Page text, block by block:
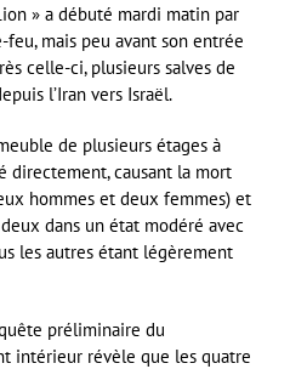
» a débuté mardi matin par
feu, mais peu avant son entrée
celle-ci, plusieurs salves de
l’Iran vers Israël.
de plusieurs étages à
directement, causant la mort
hommes et deux femmes) et
dans un état modéré avec
les autres étant légèrement
préliminaire du
intérieur révèle que les quatre